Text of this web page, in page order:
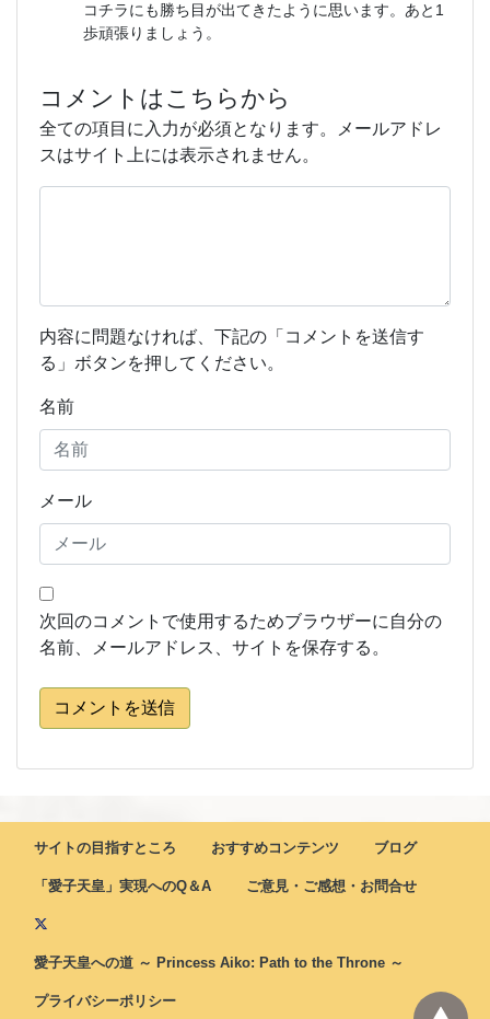
コチラにも勝ち目が出てきたように思います。あと1
歩頑張りましょう。
コメントはこちらから
全ての項目に入力が必須となります。メールアドレ
スはサイト上には表示されません。
内容に問題なければ、下記の「コメントを送信す
る」ボタンを押してください。
名前
メール
次回のコメントで使用するためブラウザーに自分の
名前、メールアドレス、サイトを保存する。
コメントを送信
サイトの目指すところ おすすめコンテンツ ブログ
「愛子天皇」実現へのQ＆A ご意見・ご感想・お問合せ
愛子天皇への道 ～ Princess Aiko: Path to the Throne ～
プライバシーポリシー